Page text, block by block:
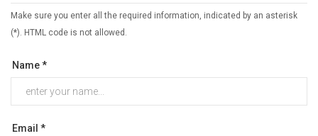
Make sure you enter all the required information, indicated by an asterisk
(*). HTML code is not allowed.
Name *
Email *